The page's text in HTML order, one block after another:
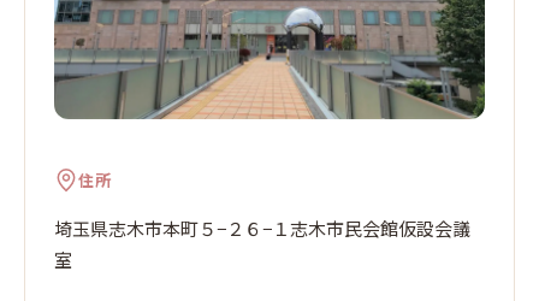
住所
埼玉県志木市本町５−２６−１志木市民会館仮設会議
室